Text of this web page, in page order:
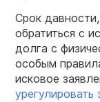
Срок
обратиться с
долга с
особым
исковое